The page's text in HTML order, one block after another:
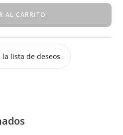
AL CARRITO
lista de deseos